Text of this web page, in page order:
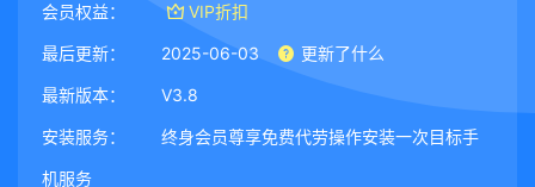
会员权益： VIP折扣
最后更新： 2025-06-03 更新了什么
最新版本： V3.8
安装服务： 终身会员尊享免费代劳操作安装一次目标手
机服务